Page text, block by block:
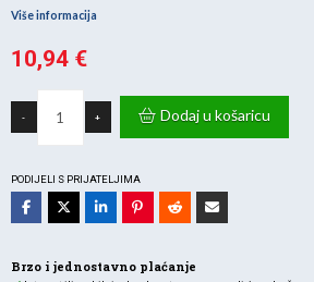
Više informacija
10,94 €
-
POVRŠ.
SVJET.
SMDLED
+ Dodaj u košaricu
PODIJELI S PRIJATELJIMA
Brzo i jednostavno plaćanje